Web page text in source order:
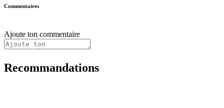
Commentaires
Ajoute ton commentaire
Recommandations